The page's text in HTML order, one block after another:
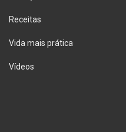
Receitas
Vida mais prática
Vídeos